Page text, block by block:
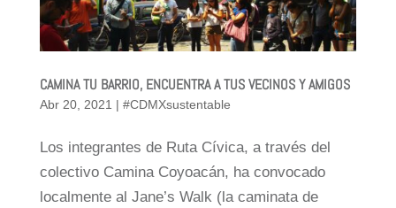
CAMINA TU BARRIO, ENCUENTRA A TUS VECINOS Y AMIGOS
Abr 20, 2021 | #CDMXsustentable
Los integrantes de Ruta Cívica, a través del
colectivo Camina Coyoacán, ha convocado
localmente al Jane’s Walk (la caminata de